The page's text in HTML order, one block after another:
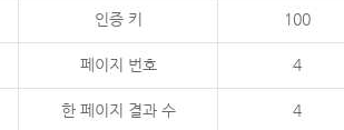
인증 키 100
페이지 번호 4
한 페이지 결과 수 4